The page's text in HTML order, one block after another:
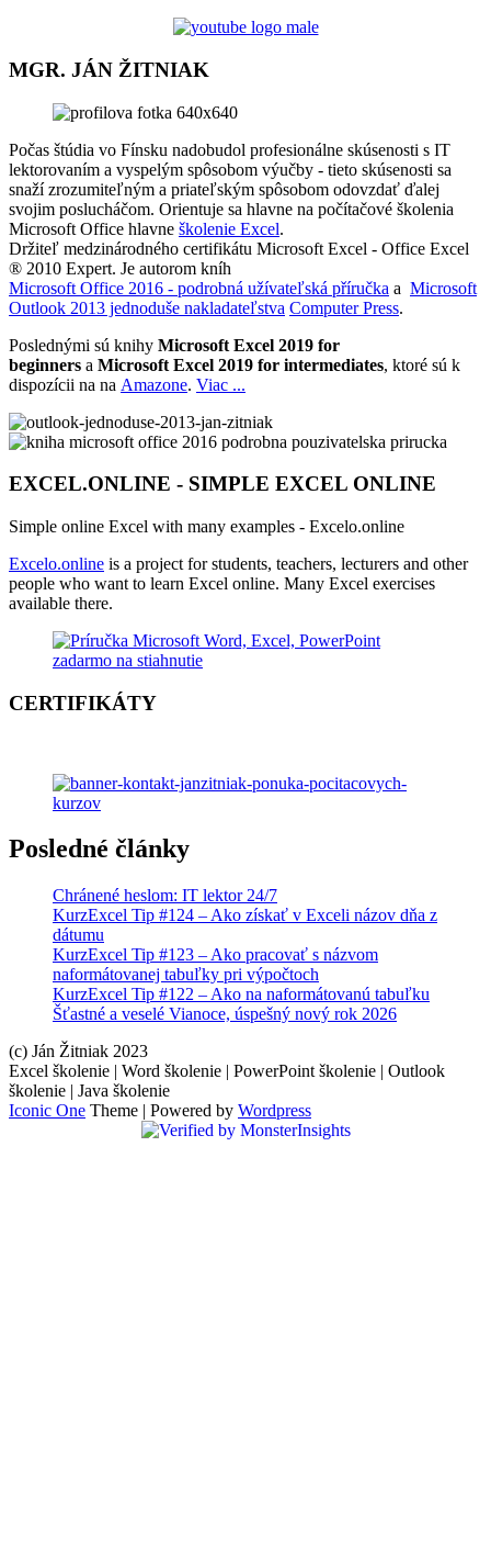
MGR. JÁN ŽITNIAK
Počas štúdia vo Fínsku nadobudol profesionálne skúsenosti s IT
lektorovaním a vyspelým spôsobom výučby - tieto skúsenosti sa
snaží zrozumiteľným a priateľským spôsobom odovzdať ďalej
svojim poslucháčom. Orientuje sa hlavne na počítačové školenia
Microsoft Office hlavne školenie Excel.
Držiteľ medzinárodného certifikátu Microsoft Excel - Office Excel
® 2010 Expert. Je autorom kníh
Microsoft Office 2016 - podrobná užívateľská příručka a Microsoft
Outlook 2013 jednoduše nakladateľstva Computer Press.
Poslednými sú knihy Microsoft Excel 2019 for
beginners a Microsoft Excel 2019 for intermediates, ktoré sú k
dispozícii na na Amazone. Viac ...
EXCEL.ONLINE - SIMPLE EXCEL ONLINE
Simple online Excel with many examples - Excelo.online
Excelo.online is a project for students, teachers, lecturers and other
people who want to learn Excel online. Many Excel exercises
available there.
CERTIFIKÁTY
Posledné články
Chránené heslom: IT lektor 24/7
KurzExcel Tip #124 – Ako získať v Exceli názov dňa z
dátumu
KurzExcel Tip #123 – Ako pracovať s názvom
naformátovanej tabuľky pri výpočtoch
KurzExcel Tip #122 – Ako na naformátovanú tabuľku
Šťastné a veselé Vianoce, úspešný nový rok 2026
(c) Ján Žitniak 2023
Excel školenie | Word školenie | PowerPoint školenie | Outlook
školenie | Java školenie
Iconic One Theme | Powered by Wordpress